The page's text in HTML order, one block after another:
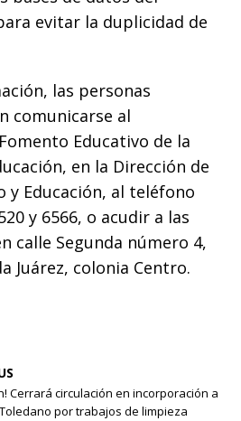
evitar la duplicidad de
las personas
comunicarse al
Educativo de la
en la Dirección de
y Educación, al teléfono
y 6566, o acudir a las
calle Segunda número 4,
Juárez, colonia Centro.
Cerrará circulación en incorporación a
por trabajos de limpieza